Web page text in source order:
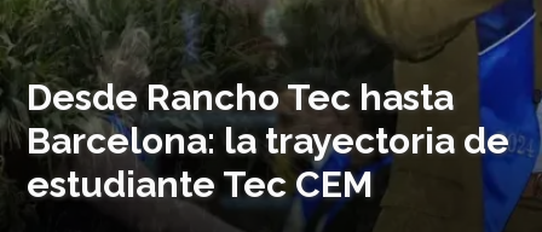
Desde Rancho Tec hasta
Barcelona: la trayectoria de
estudiante Tec CEM